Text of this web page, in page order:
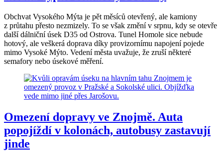
Obchvat Vysokého Mýta je pět měsíců otevřený, ale kamiony
z průtahu přesto nezmizely. To se však změní v srpnu, kdy se otevře
další dálniční úsek D35 od Ostrova. Tunel Homole sice nebude
hotový, ale veškerá doprava díky provizornímu napojení pojede
mimo Vysoké Mýto. Vedení města uvažuje, že zruší některé
semafory nebo úsekové měření.
Omezení dopravy ve Znojmě. Auta
popojíždí v kolonách, autobusy zastavují
jinde